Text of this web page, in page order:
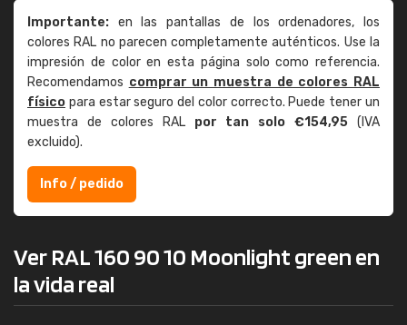
Importante: en las pantallas de los ordenadores, los
colores RAL no parecen completamente auténticos. Use la
impresión de color en esta página solo como referencia.
Recomendamos comprar un muestra de colores RAL
físico para estar seguro del color correcto. Puede tener un
muestra de colores RAL por tan solo €154,95 (IVA
excluido).
Info / pedido
Ver RAL 160 90 10 Moonlight green en
la vida real